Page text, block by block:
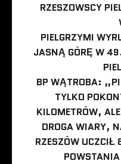
RZESZOWSCY
PIELGRZYMI
JASNĄ GÓRĘ W
BP WĄTROBA:
TYLKO
KILOMETRÓW,
DROGA WIARY,
RZESZÓW UCZCIŁ